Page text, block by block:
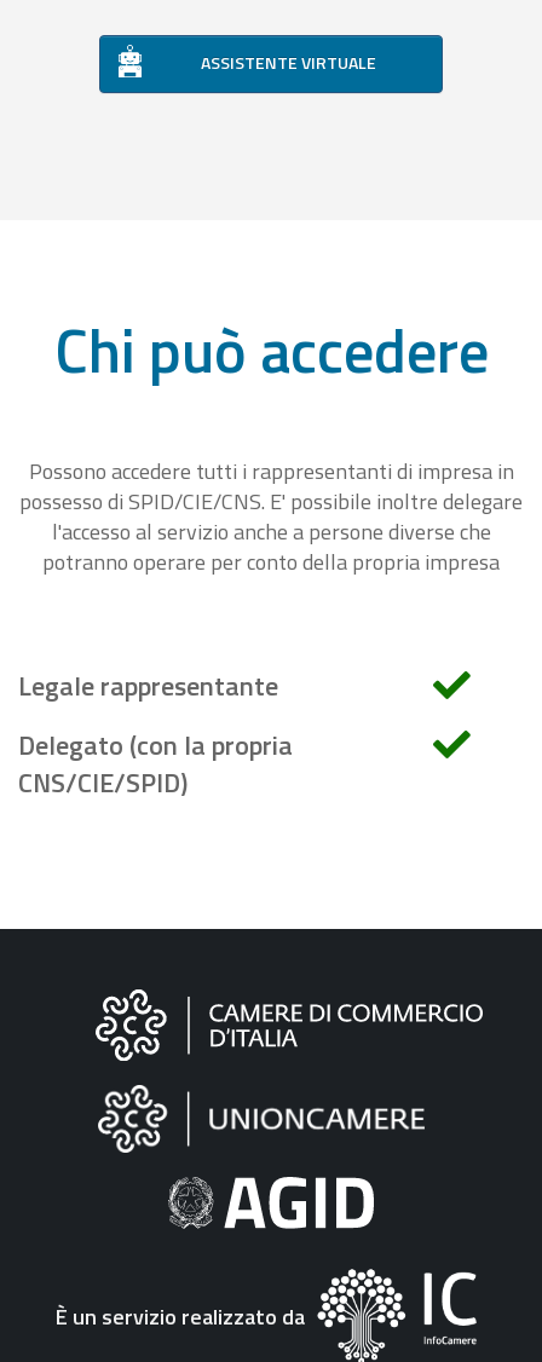
ASSISTENTE VIRTUALE
Chi può accedere
Possono accedere tutti i rappresentanti di impresa in
possesso di SPID/CIE/CNS. E' possibile inoltre delegare
l'accesso al servizio anche a persone diverse che
potranno operare per conto della propria impresa
Legale rappresentante
Delegato (con la propria
CNS/CIE/SPID)
Informazioni
"Fattura
Elettronica"
È un servizio realizzato da